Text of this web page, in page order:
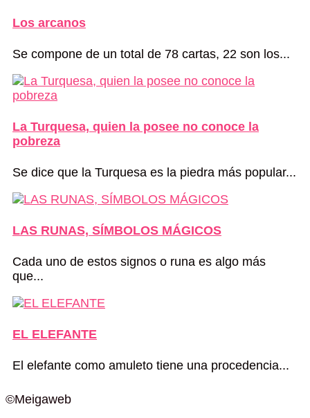
Los arcanos
Se compone de un total de 78 cartas, 22 son los...
La Turquesa, quien la posee no conoce la
pobreza
Se dice que la Turquesa es la piedra más popular...
LAS RUNAS, SÍMBOLOS MÁGICOS
Cada uno de estos signos o runa es algo más
que...
EL ELEFANTE
El elefante como amuleto tiene una procedencia...
©Meigaweb